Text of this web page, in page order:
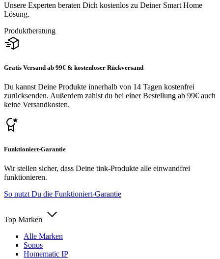
Unsere Experten beraten Dich kostenlos zu Deiner Smart Home
Lösung.
Produktberatung
Gratis Versand ab 99€ & kostenloser Rückversand
Du kannst Deine Produkte innerhalb von 14 Tagen kostenfrei
zurücksenden. Außerdem zahlst du bei einer Bestellung ab 99€ auch
keine Versandkosten.
Funktioniert-Garantie
Wir stellen sicher, dass Deine tink-Produkte alle einwandfrei
funktionieren.
So nutzt Du die Funktioniert-Garantie
Top Marken
Alle Marken
Sonos
Homematic IP